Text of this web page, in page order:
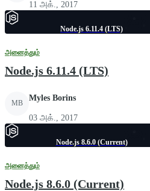
11 அக்., 2017
Node.js 6.11.4 (LTS)
அனைத்தும்
Node.js 6.11.4 (LTS)
MB
Myles Borins
03 அக்., 2017
Node.js 8.6.0 (Current)
அனைத்தும்
Node.js 8.6.0 (Current)